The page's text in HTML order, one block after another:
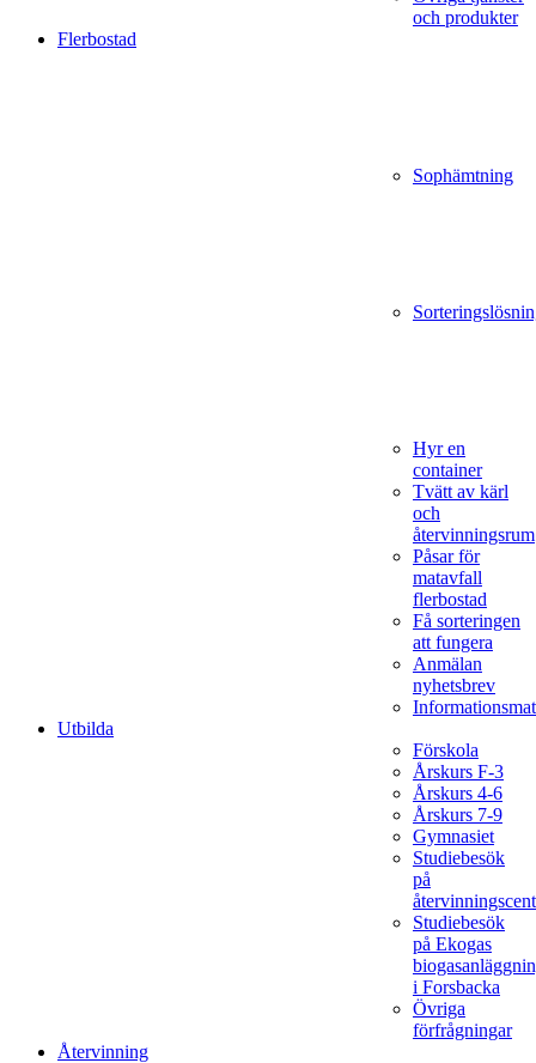
och produkter
Flerbostad
Sophämtning
Hyr en
container
Tvätt av kärl
och
återvinningsrum
Påsar för
matavfall
flerbostad
Få sorteringen
att fungera
Anmälan
nyhetsbrev
Utbilda
Förskola
Årskurs F-3
Årskurs 4-6
Årskurs 7-9
Gymnasiet
Studiebesök
på
Studiebesök
på Ekogas
i Forsbacka
Övriga
förfrågningar
Återvinning